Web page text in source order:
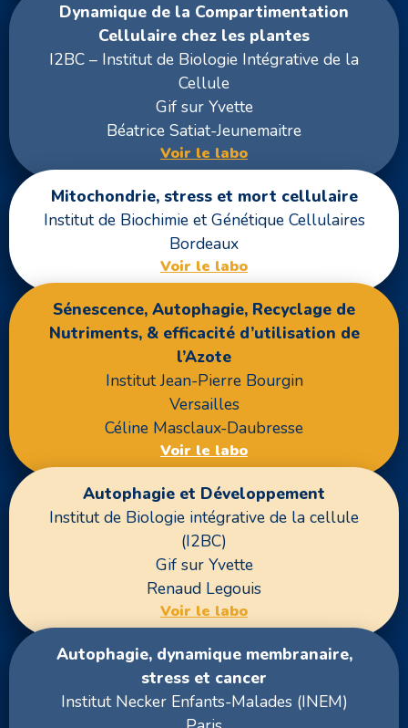
Dynamique de la Compartimentation
Cellulaire chez les plantes
I2BC – Institut de Biologie Intégrative de la
Cellule
Gif sur Yvette
Béatrice Satiat-Jeunemaitre
Voir le labo
Mitochondrie, stress et mort cellulaire
Institut de Biochimie et Génétique Cellulaires
Bordeaux
Voir le labo
Sénescence, Autophagie, Recyclage de
Nutriments, & efficacité d’utilisation de
l’Azote
Institut Jean-Pierre Bourgin
Versailles
Céline Masclaux-Daubresse
Voir le labo
Autophagie et Développement
Institut de Biologie intégrative de la cellule
(I2BC)
Gif sur Yvette
Renaud Legouis
Voir le labo
Autophagie, dynamique membranaire,
stress et cancer
Institut Necker Enfants-Malades (INEM)